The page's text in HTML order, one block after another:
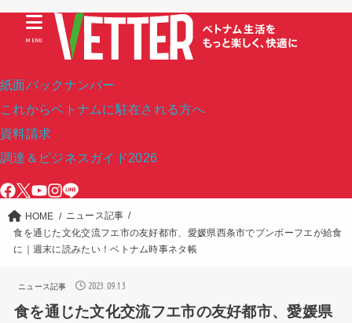
紙面バックナンバー
これからベトナムに駐在される方へ
資料請求
調達＆ビジネスガイド2026
MENU
HOME
ニュース記事
食を通じた文化交流フエ市の友好都市、愛媛県西条市でブンボーフエが給食
に｜週末に読みたい！ベトナム時事ネタ帳
ニュース記事 2023.09.13
食を通じた文化交流フエ市の友好都市、愛媛県